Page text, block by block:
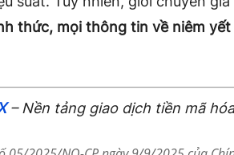
thức, mọi thông tin về niêm
– Nền tảng giao dịch tiền mã